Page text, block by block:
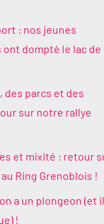
: nos jeunes
dompté le lac de
des parcs et des
sur notre rallye
et mixité : retour
Ring Grenoblois !
a un plongeon (et il
!